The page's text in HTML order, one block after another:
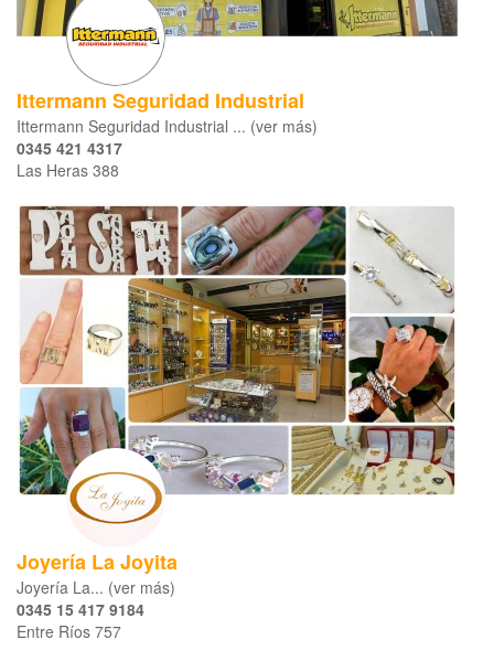
Ittermann Seguridad Industrial
Ittermann Seguridad Industrial ... (ver más)
0345 421 4317
Las Heras 388
Joyería La Joyita
Joyería La... (ver más)
0345 15 417 9184
Entre Ríos 757